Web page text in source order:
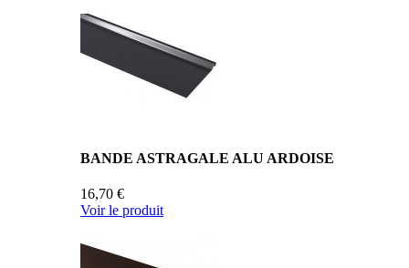
BANDE ASTRAGALE ALU ARDOISE
16,70 €
Voir le produit